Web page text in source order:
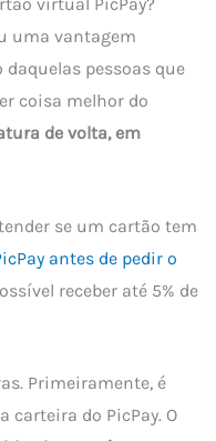
uma vantagem
pessoas que
coisa melhor do
de volta, em
se um cartão tem
antes de pedir o
receber até 5% de
Primeiramente, é
carteira do PicPay. O